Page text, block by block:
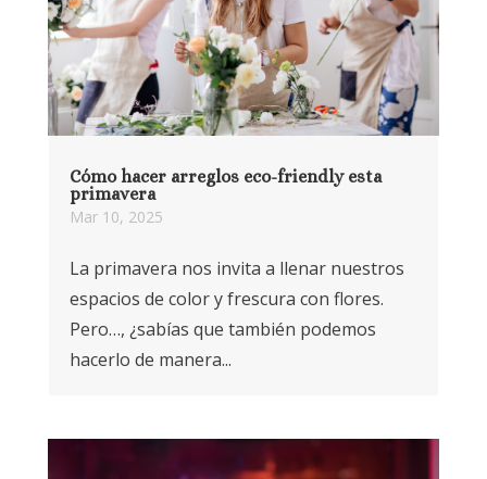
Cómo hacer arreglos eco-friendly esta
primavera
Mar 10, 2025
La primavera nos invita a llenar nuestros
espacios de color y frescura con flores.
Pero…, ¿sabías que también podemos
hacerlo de manera...